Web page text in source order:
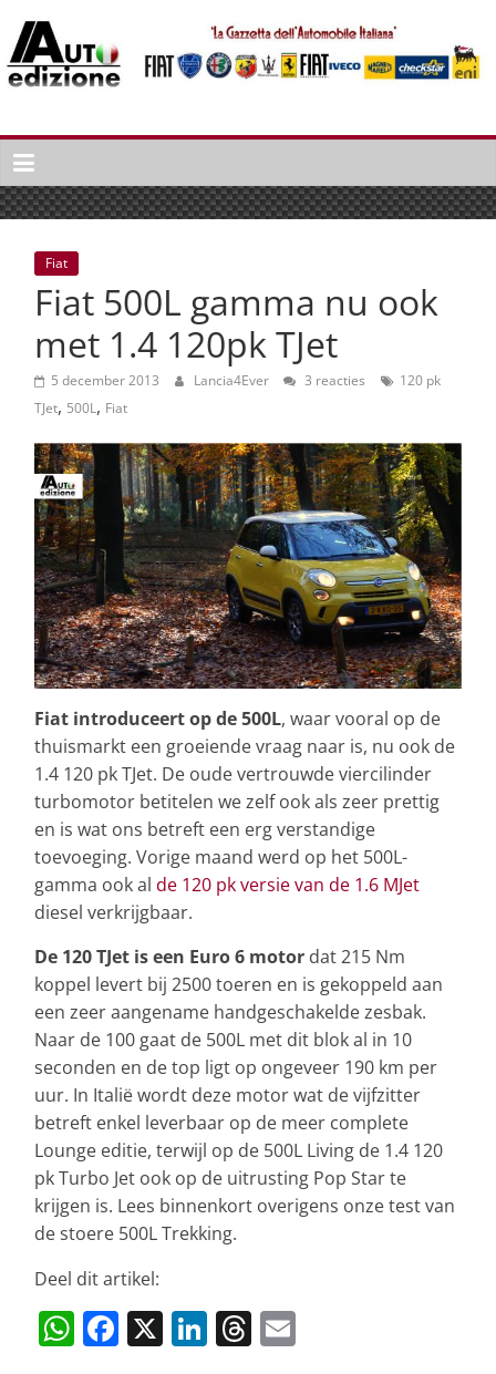
naar
inhoud
Auto
Edizione
La
Gazetta
dell'Automobile
Italiana
autonieuws
lifestyle
Fiat
Fiat 500L gamma nu ook
met 1.4 120pk TJet
5 december 2013 Lancia4Ever 3 reacties
120 pk
TJet, 500L, Fiat
Fiat introduceert op de 500L, waar vooral op de
thuismarkt een groeiende vraag naar is, nu ook de
1.4 120 pk TJet. De oude vertrouwde viercilinder
turbomotor betitelen we zelf ook als zeer prettig
en is wat ons betreft een erg verstandige
toevoeging. Vorige maand werd op het 500L-
gamma ook al de 120 pk versie van de 1.6 MJet
diesel verkrijgbaar.
De 120 TJet is een Euro 6 motor dat 215 Nm
koppel levert bij 2500 toeren en is gekoppeld aan
een zeer aangename handgeschakelde zesbak.
Naar de 100 gaat de 500L met dit blok al in 10
seconden en de top ligt op ongeveer 190 km per
uur. In Italië wordt deze motor wat de vijfzitter
betreft enkel leverbaar op de meer complete
Lounge editie, terwijl op de 500L Living de 1.4 120
pk Turbo Jet ook op de uitrusting Pop Star te
krijgen is. Lees binnenkort overigens onze test van
de stoere 500L Trekking.
Deel dit artikel:
W F X Li T